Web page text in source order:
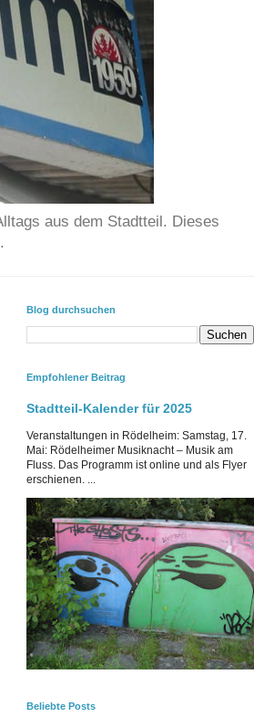
aus dem Stadtteil. Dieses
Blog durchsuchen
Empfohlener Beitrag
Stadtteil-Kalender für 2025
Veranstaltungen in Rödelheim: Samstag, 17.
Mai: Rödelheimer Musiknacht – Musik am
Fluss. Das Programm ist online und als Flyer
erschienen. ...
Beliebte Posts